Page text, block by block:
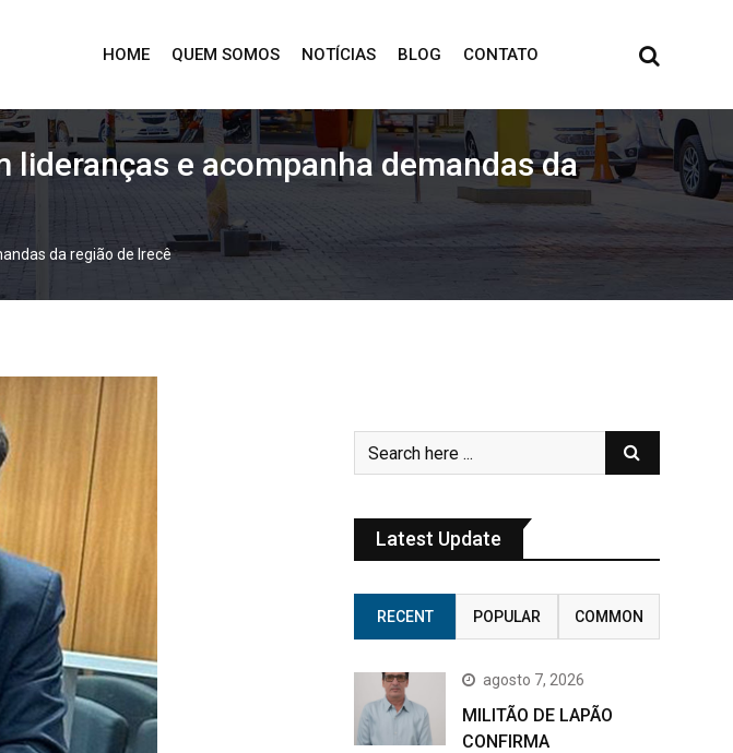
HOME QUEM SOMOS NOTÍCIAS BLOG CONTATO
e acompanha demandas da
da região de Irecê
Latest Update
RECENT POPULAR COMMON
agosto 7, 2026
MILITÃO DE LAPÃO
CONFIRMA